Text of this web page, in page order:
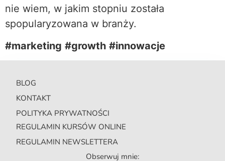
nie wiem, w jakim stopniu została
spopularyzowana w branży.
#marketing #growth #innowacje
BLOG
KONTAKT
POLITYKA PRYWATNOŚCI
REGULAMIN KURSÓW ONLINE
REGULAMIN NEWSLETTERA
Obserwuj mnie: